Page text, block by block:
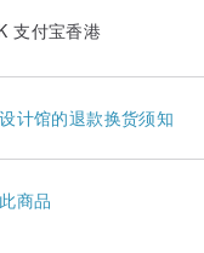
支付宝香港
计馆的退款换货须知
商品